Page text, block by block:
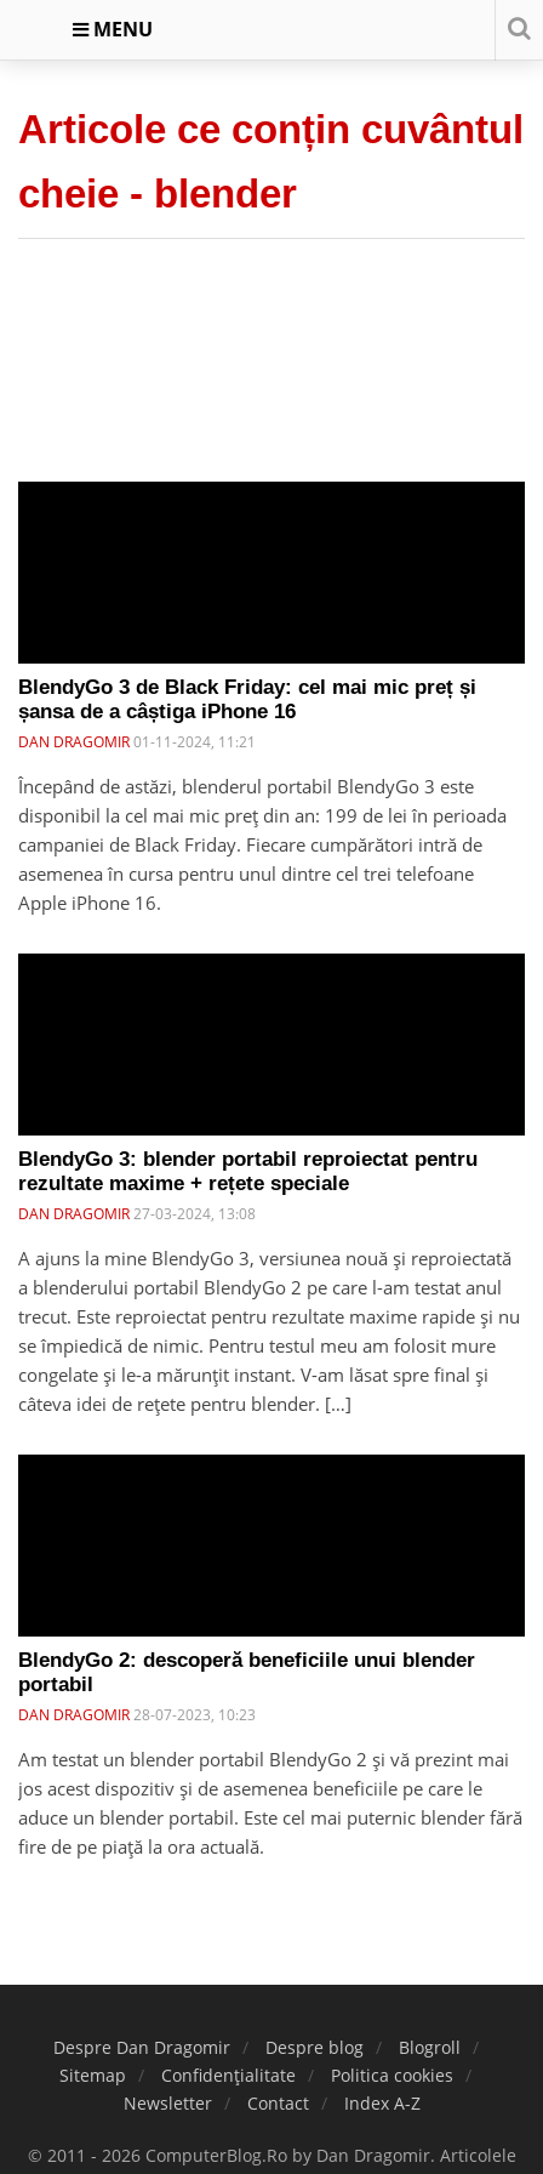
MENU
Articole ce conțin cuvântul
cheie - blender
BlendyGo 3 de Black Friday: cel mai mic preț și
șansa de a câștiga iPhone 16
DAN DRAGOMIR01-11-2024, 11:21
Începând de astăzi, blenderul portabil BlendyGo 3 este
disponibil la cel mai mic preț din an: 199 de lei în perioada
campaniei de Black Friday. Fiecare cumpărători intră de
asemenea în cursa pentru unul dintre cel trei telefoane
Apple iPhone 16.
BlendyGo 3: blender portabil reproiectat pentru
rezultate maxime + rețete speciale
DAN DRAGOMIR27-03-2024, 13:08
A ajuns la mine BlendyGo 3, versiunea nouă și reproiectată
a blenderului portabil BlendyGo 2 pe care l-am testat anul
trecut. Este reproiectat pentru rezultate maxime rapide și nu
se împiedică de nimic. Pentru testul meu am folosit mure
congelate și le-a mărunțit instant. V-am lăsat spre final și
câteva idei de rețete pentru blender. […]
BlendyGo 2: descoperă beneficiile unui blender
portabil
DAN DRAGOMIR28-07-2023, 10:23
Am testat un blender portabil BlendyGo 2 și vă prezint mai
jos acest dispozitiv și de asemenea beneficiile pe care le
aduce un blender portabil. Este cel mai puternic blender fără
fire de pe piață la ora actuală.
Despre Dan Dragomir Despre blog
Blogroll
Sitemap
Confidențialitate
Politica cookies
Newsletter
Contact Index A-Z
© 2011 - 2026 ComputerBlog.Ro by Dan Dragomir. Articolele